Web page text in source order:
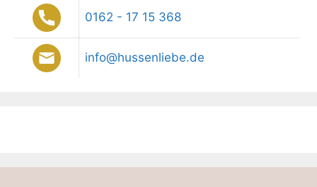
0162 - 17 15 368
info@hussenliebe.de